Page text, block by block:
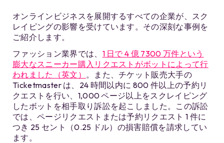
オンラインビジネスを展開するすべての企業が、スク
レイピングの影響を受けています。その深刻な事例を
ご紹介します。
ファッション業界では、 1 日で 4 億 7300 万件という
膨大なスニーカー購入リクエストがボットによって行
われました（英文） 。また、チケット販売大手の
Ticketmaster は、24 時間以内に 800 件以上の予約リ
クエストを行い、1,000 ページ以上をスクレイピング
したボットを相手取り訴訟を起こしました。この訴訟
では、ページリクエストまたは予約リクエスト 1 件に
つき 25 セント（0.25 ドル）の損害賠償を請求してい
ます。